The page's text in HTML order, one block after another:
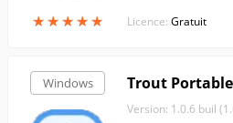
★★★★★
★★★★★ Licence: Gratuit
Windows Trout Portable
Version: 1.0.6 buil